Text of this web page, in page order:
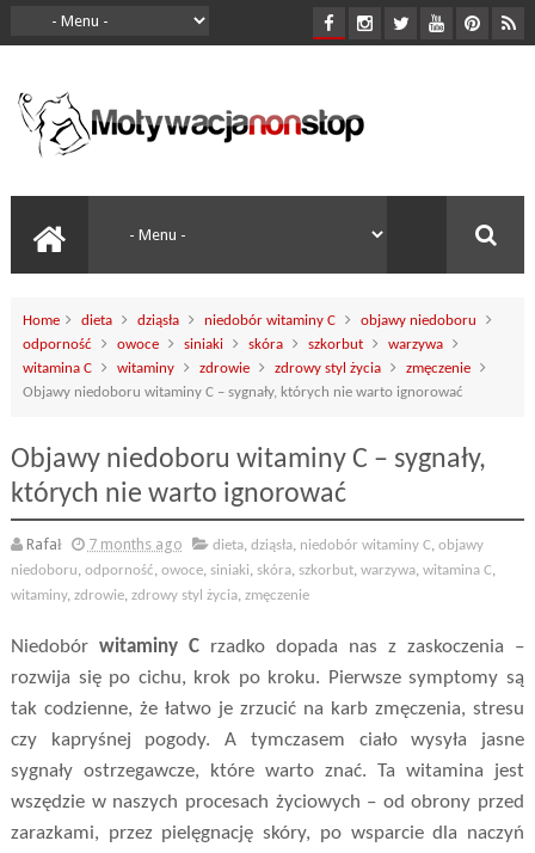
Home dieta dziąsła niedobór witaminy C
objawy niedoboru
odporność
owoce siniaki skóra szkorbut
warzywa
witamina C
witaminy zdrowie zdrowy styl życia
zmęczenie
Objawy niedoboru witaminy C – sygnały, których nie warto ignorować
Objawy niedoboru witaminy C – sygnały,
których nie warto ignorować
Rafał 7 months ago dieta, dziąsła, niedobór witaminy C, objawy
niedoboru, odporność, owoce, siniaki, skóra, szkorbut, warzywa, witamina C,
witaminy, zdrowie, zdrowy styl życia, zmęczenie
Niedobór witaminy Crzadko dopada nas z zaskoczenia –
rozwija się po cichu, krok po kroku. Pierwsze symptomy są
tak codzienne, że łatwo je zrzucić na karb zmęczenia, stresu
czy kapryśnej pogody. A tymczasem ciało wysyła jasne
sygnały ostrzegawcze, które warto znać. Ta witamina jest
wszędzie w naszych procesach życiowych – od obrony przed
zarazkami, przez pielęgnację skóry, po wsparcie dla naczyń